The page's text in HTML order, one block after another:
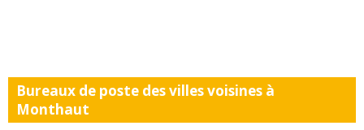
Bureaux de poste des villes voisines à
Monthaut